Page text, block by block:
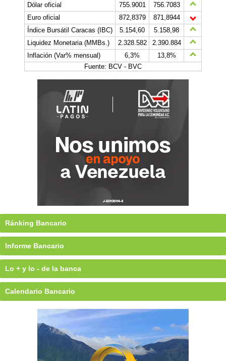
Dólar oficial
755.9001
756.7083
Euro oficial
872,8379
871,8944
Índice Bursátil Caracas (IBC)
5.154,60
5.158,98
Liquidez Monetaria (MMBs.)
2.328.582
2.390.884
Inflación (Var% mensual)
6,3%
13,8%
Fuente: BCV - BVC
Ránking Bancario
Informe Bancario
Lo + y lo - de la banca
Calendario Bancario